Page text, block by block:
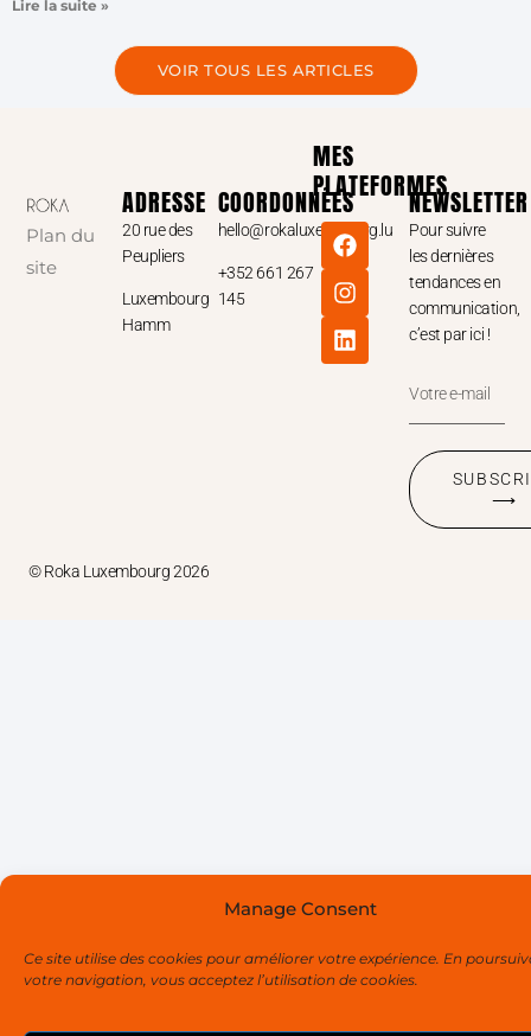
Manage Consent
Ce site utilise des cookies pour améliorer votre expérience. En
votre navigation, vous acceptez l’utilisation de cookies.
Lire la suite »
VOIR TOUS LES ARTICLES
Plan du
site
ADRESSE
20 rue des
Peupliers
Luxembourg
Hamm
COORDONNÉES
hello@rokaluxembourg.lu
+352 661 267
145
MES
PLATEFORMESNEWSLETTER
Pour suivre
les dernières
tendances en
communication,
c’est par ici !
⟶
© Roka Luxembourg 2026